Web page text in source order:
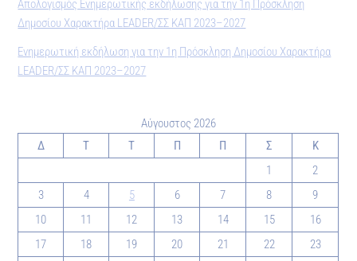
Απολογισμός Ενημερωτικής εκδήλωσης για την 1η Πρόσκληση
Δημοσίου Χαρακτήρα LEADER/ΣΣ ΚΑΠ 2023–2027
Ενημερωτική εκδήλωση για την 1η Πρόσκληση Δημοσίου Χαρακτήρα
LEADER/ΣΣ ΚΑΠ 2023–2027
Αύγουστος 2026
Δ
Τ Τ Π Π Σ
Κ
1
2
3
4 5 6 7 8
9
10
11 12 13 14 15
16
17
18 19 20 21 22
23